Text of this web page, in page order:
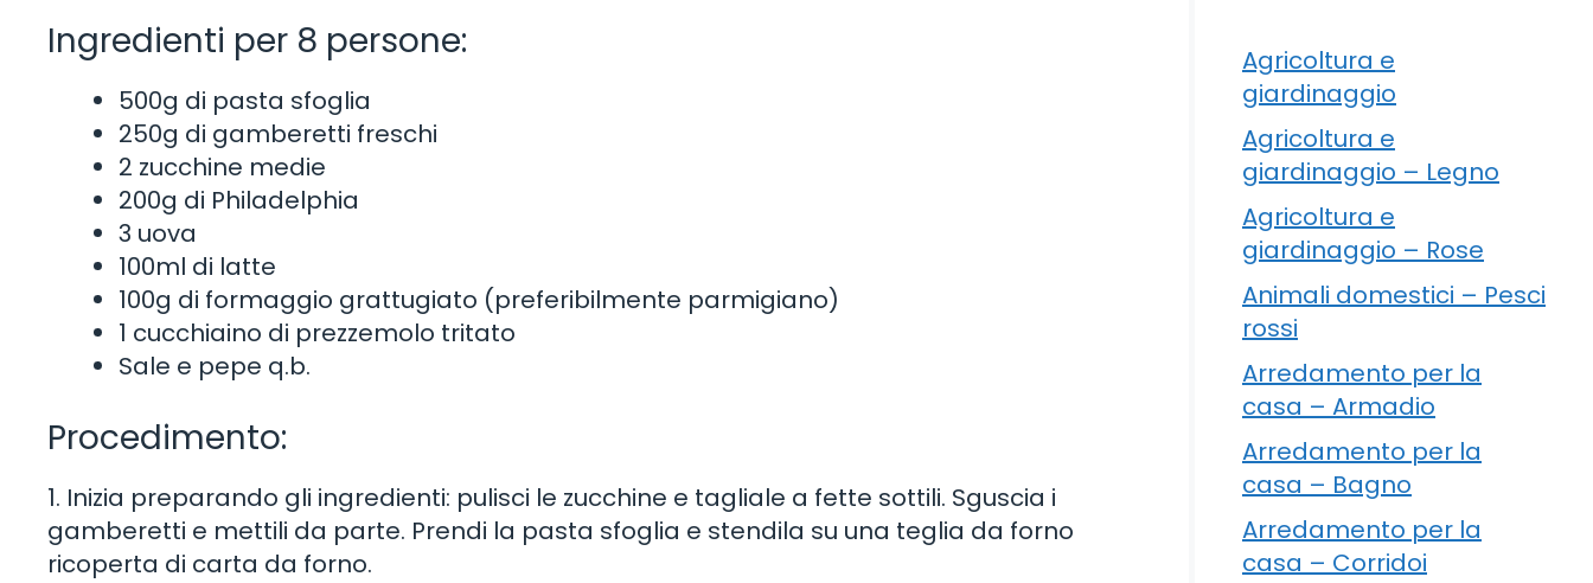
Ingredienti per 8 persone:
500g di pasta sfoglia
250g di gamberetti freschi
2 zucchine medie
200g di Philadelphia
3 uova
100ml di latte
100g di formaggio grattugiato (preferibilmente parmigiano)
1 cucchiaino di prezzemolo tritato
Sale e pepe q.b.
Procedimento:
1. Inizia preparando gli ingredienti: pulisci le zucchine e tagliale a fette sottili. Sguscia i
gamberetti e mettili da parte. Prendi la pasta sfoglia e stendila su una teglia da forno
ricoperta di carta da forno.
Agricoltura e
giardinaggio
Agricoltura e
giardinaggio – Legno
Agricoltura e
giardinaggio – Rose
Animali domestici – Pesci
rossi
Arredamento per la
casa – Armadio
Arredamento per la
casa – Bagno
Arredamento per la
casa – Corridoi